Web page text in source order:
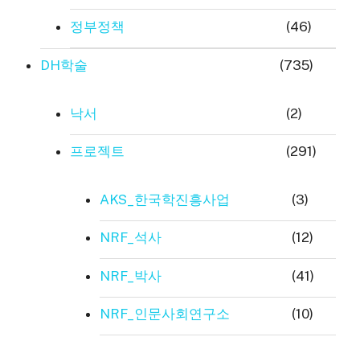
정부정책 (46)
DH학술 (735)
낙서 (2)
프로젝트 (291)
AKS_한국학진흥사업 (3)
NRF_석사 (12)
NRF_박사 (41)
NRF_인문사회연구소 (10)